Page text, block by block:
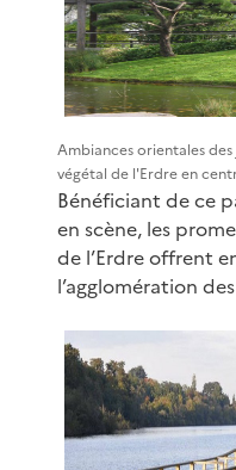
Ambiances orientales
végétal de l'Erdre en
Bénéficiant de ce
en scène, les
de l’Erdre offrent
l’agglomération